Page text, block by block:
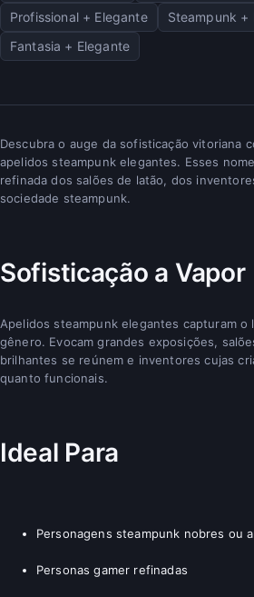
Profissional + Elegante
Steampunk +
Fantasia + Elegante
Descubra o auge da sofisticação vitoriana
apelidos steampunk elegantes. Esses
refinada dos salões de latão, dos
sociedade steampunk.
Sofisticação a Vapor
Apelidos steampunk elegantes capturam o
gênero. Evocam grandes exposições,
brilhantes se reúnem e inventores cujas
quanto funcionais.
Ideal Para
Personagens steampunk nobres ou
Personas gamer refinadas